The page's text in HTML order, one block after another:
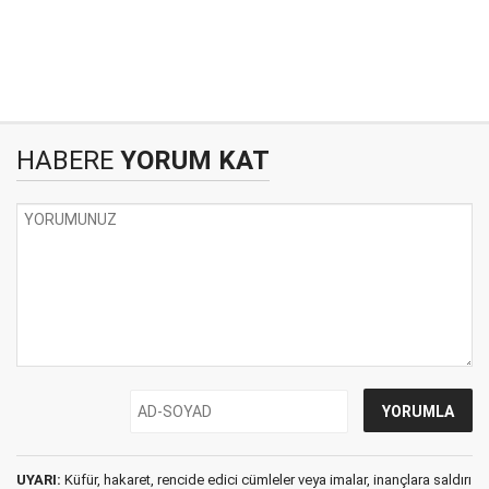
HABERE YORUM KAT
UYARI: Küfür, hakaret, rencide edici cümleler veya imalar, inançlara saldırı